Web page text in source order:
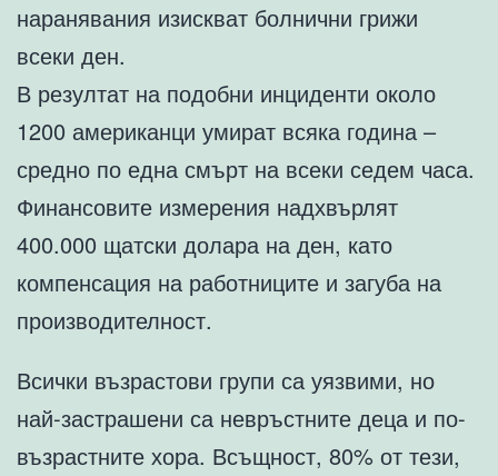
наранявания изискват болнични грижи
всеки ден.
В резултат на подобни инциденти около
1200 американци умират всяка година –
средно по една смърт на всеки седем часа.
Финансовите измерения надхвърлят
400.000 щатски долара на ден, като
компенсация на работниците и загуба на
производителност.
Всички възрастови групи са уязвими, но
най-застрашени са невръстните деца и по-
възрастните хора. Всъщност, 80% от тези,